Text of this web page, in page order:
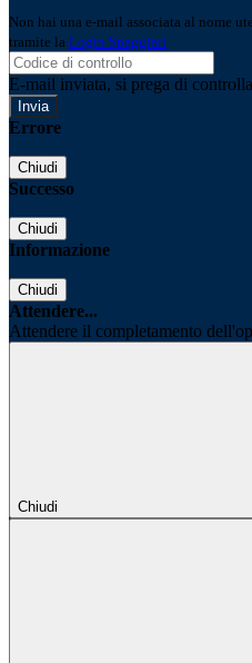
Non hai una e-mail associata al nome
tramite la Login Spaggiari
E-mail inviata, si prega di
Errore
Chiudi
Successo
Chiudi
Informazione
Chiudi
Attendere...
Attendere il completamento
Chiudi